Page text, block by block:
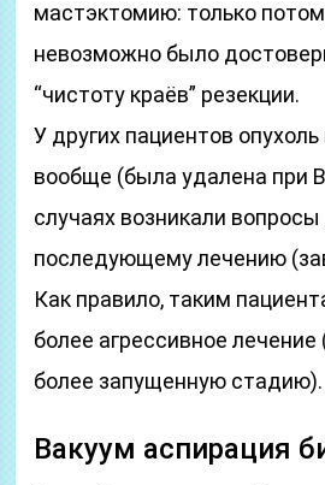
мастэктомию: только
невозможно было
“чистоту краёв” резекции.
У других пациентов
вообще (была удалена при
случаях возникали
последующему лечению
Как правило, таким
более агрессивное лечение
более запущенную стадию).
Вакуум аспирация